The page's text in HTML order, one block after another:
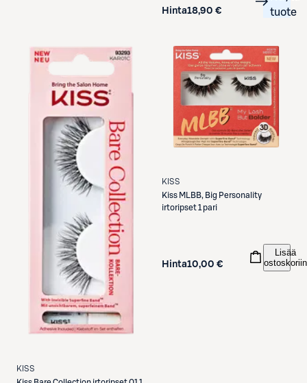
Hinta18,90 €
tuote
KISS
KISS
Kiss MLBB, Big Personality
irtoripset 1 pari
Hinta10,00 €
Lisää
ostoskoriin